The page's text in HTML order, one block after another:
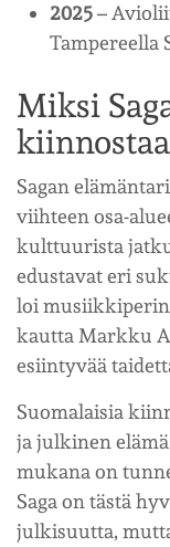
2025–
Tampereella
Miksi
Sagan
viihteen osa-
kulttuurista
edustavat eri
loi
kautta Markku
esiintyvää
Suomalaisia
ja julkinen
mukana on
Saga on tästä
julkisuutta,